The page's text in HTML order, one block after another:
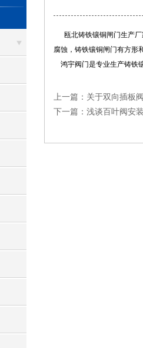
瓯北铸铁镶铜闸门生产厂
腐蚀，铸铁镶铜闸门有方形
鸿宇阀门是专业生产铸铁
上一篇： 关于双向插板
下一篇： 浅谈百叶阀安